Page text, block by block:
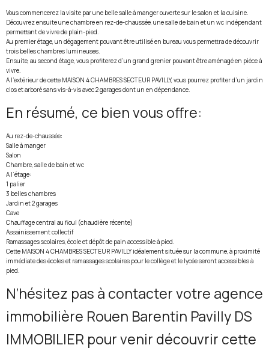
Vous commencerez la visite par une belle salle à manger ouverte sur le salon et la cuisine.
Découvrez ensuite une chambre en rez-de-chaussée, une salle de bain et un wc indépendant
permettant de vivre de plain-pied.
Au premier étage, un dégagement pouvant être utilisé en bureau vous permettra de découvrir
trois belles chambres lumineuses.
Ensuite, au second étage, vous profiterez d’un grand grenier pouvant être aménagé en pièce à
vivre.
A l’extérieur de cette MAISON 4 CHAMBRES SECTEUR PAVILLY, vous pourrez profiter d’un jardin
clos et arboré sans vis-à-vis avec 2 garages dont un en dépendance.
En résumé, ce bien vous offre:
Au rez-de-chaussée:
Salle à manger
Salon
Chambre, salle de bain et wc
A l’étage:
1 palier
3 belles chambres
Jardin et 2 garages
Cave
Chauffage central au fioul (chaudière récente)
Assainissement collectif
Ramassages scolaires, école et dépôt de pain accessible à pied.
Cette MAISON 4 CHAMBRES SECTEUR PAVILLY idéalement située sur la commune, à proximité
immédiate des écoles et ramassages scolaires pour le collège et le lycée seront accessibles à
pied.
N’hésitez pas à contacter votre agence
immobilière Rouen Barentin Pavilly DS
IMMOBILIER pour venir découvrir cette